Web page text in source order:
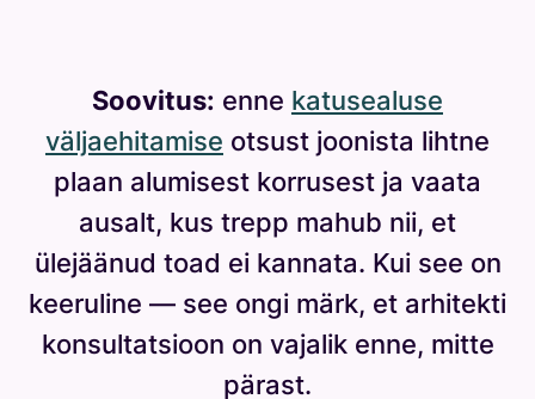
Soovitus: enne katusealuse
väljaehitamise otsust joonista lihtne
plaan alumisest korrusest ja vaata
ausalt, kus trepp mahub nii, et
ülejäänud toad ei kannata. Kui see on
keeruline — see ongi märk, et arhitekti
konsultatsioon on vajalik enne, mitte
pärast.